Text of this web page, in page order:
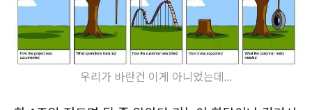
우리가 바란건 이게 아니었는데...